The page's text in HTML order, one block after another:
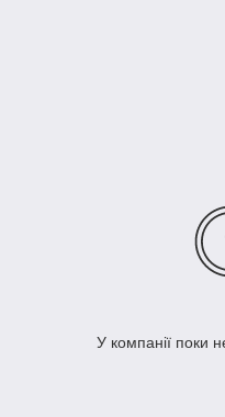
У компанії поки